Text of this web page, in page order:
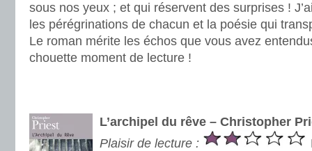
sous nos yeux ; et qui réservent des surprises !
les pérégrinations de chacun et la poésie qui
Le roman mérite les échos que vous avez
chouette moment de lecture !
L’archipel du rêve – Christopher
Plaisir de lecture :